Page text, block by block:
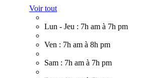
Voir tout
Lun - Jeu : 7h am à 7h pm
Ven : 7h am à 8h pm
Sam : 7h am à 7h pm